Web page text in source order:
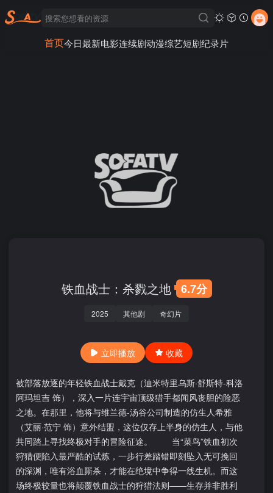
首页今日最新电影连续剧动漫综艺短剧纪录片
铁血战士：杀戮之地 6.7分
2025 其他剧 奇幻片
立即播放 收藏
被部落放逐的年轻铁血战士戴克（迪米特里乌斯·舒斯特-科洛
阿玛坦吉 饰），深入一片连宇宙顶级猎手都闻风丧胆的险恶
之地。在那里，他将与维兰德-汤谷公司制造的仿生人希雅
（艾丽·范宁 饰）意外结盟，这位仅存上半身的仿生人，与他
共同踏上寻找终极对手的冒险征途。 当“菜鸟”铁血初次
狩猎便陷入最严酷的试炼，一步行差踏错即刻坠入无可挽回
的深渊，唯有浴血厮杀，才能在绝境中争得一线生机。而这
场终极较量也将颠覆铁血战士的狩猎法则——生存并非胜利